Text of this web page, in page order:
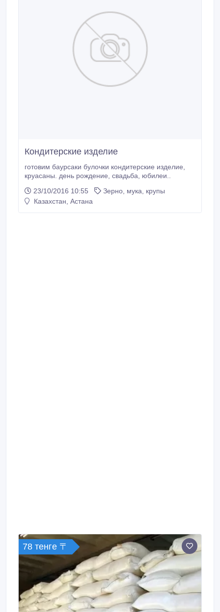
Кондитерские изделие
готовим баурсаки булочки кондитерские изделие,
круасаны. день рождение, свадьба, юбилеи..
23/10/2016 10:55
Зерно, мука, крупы
Казахстан, Астана
78 тенге 〒